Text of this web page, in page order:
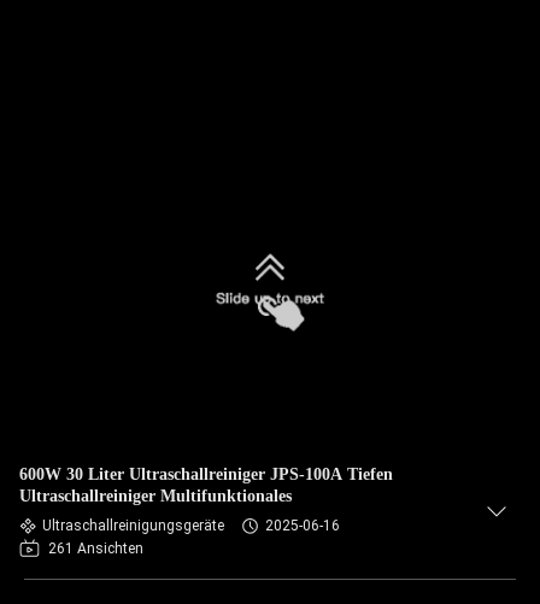
600W 30 Liter Ultraschallreiniger JPS-100A Tiefen
Ultraschallreiniger Multifunktionales
Ultraschallreinigungsgeräte
2025-06-16
261 Ansichten